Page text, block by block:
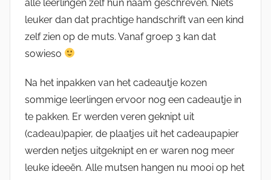
alle leerlingen zelf hun naam geschreven. Niets
leuker dan dat prachtige handschrift van een kind
zelf zien op de muts. Vanaf groep 3 kan dat
sowieso
Na het inpakken van het cadeautje kozen
sommige leerlingen ervoor nog een cadeautje in
te pakken. Er werden veren geknipt uit
(cadeau)papier, de plaatjes uit het cadeaupapier
werden netjes uitgeknipt en er waren nog meer
leuke ideeën. Alle mutsen hangen nu mooi op het